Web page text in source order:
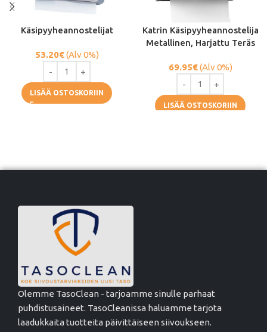
Käsipyyheannostelijat
53.20€(Alv 0%)
LISÄÄ OSTOSKORIIN
Katrin Käsipyyheannostelija
Metallinen, Harjattu Teräs
69.95€(Alv 0%)
LISÄÄ OSTOSKORIIN
Olemme TasoClean - tarjoamme sinulle parhaat
puhdistusaineet. TasoCleanissa haluamme tarjota
laadukkaita tuotteita päivittäiseen siivoukseen.